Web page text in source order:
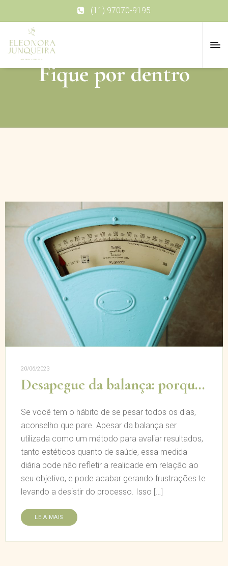
(11) 97070-9195
Fique por dentro
20/06/2023
Desapegue da balança: porque você não deve ficar se pesando todos os dias
Se você tem o hábito de se pesar todos os dias,
aconselho que pare. Apesar da balança ser
utilizada como um método para avaliar resultados,
tanto estéticos quanto de saúde, essa medida
diária pode não refletir a realidade em relação ao
seu objetivo, e pode acabar gerando frustrações te
levando a desistir do processo. Isso […]
LEIA MAIS